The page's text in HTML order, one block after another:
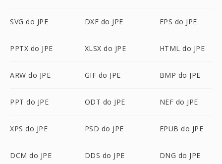
SVG do JPE DXF do JPE EPS do JPE
PPTX do JPE XLSX do JPE HTML do JPE
ARW do JPE GIF do JPE BMP do JPE
PPT do JPE ODT do JPE NEF do JPE
XPS do JPE PSD do JPE EPUB do JPE
DCM do JPE DDS do JPE DNG do JPE